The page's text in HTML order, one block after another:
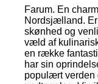
Farum. En
Nordsjælland.
skønhed og
væld af
en række
har sin
populært verden